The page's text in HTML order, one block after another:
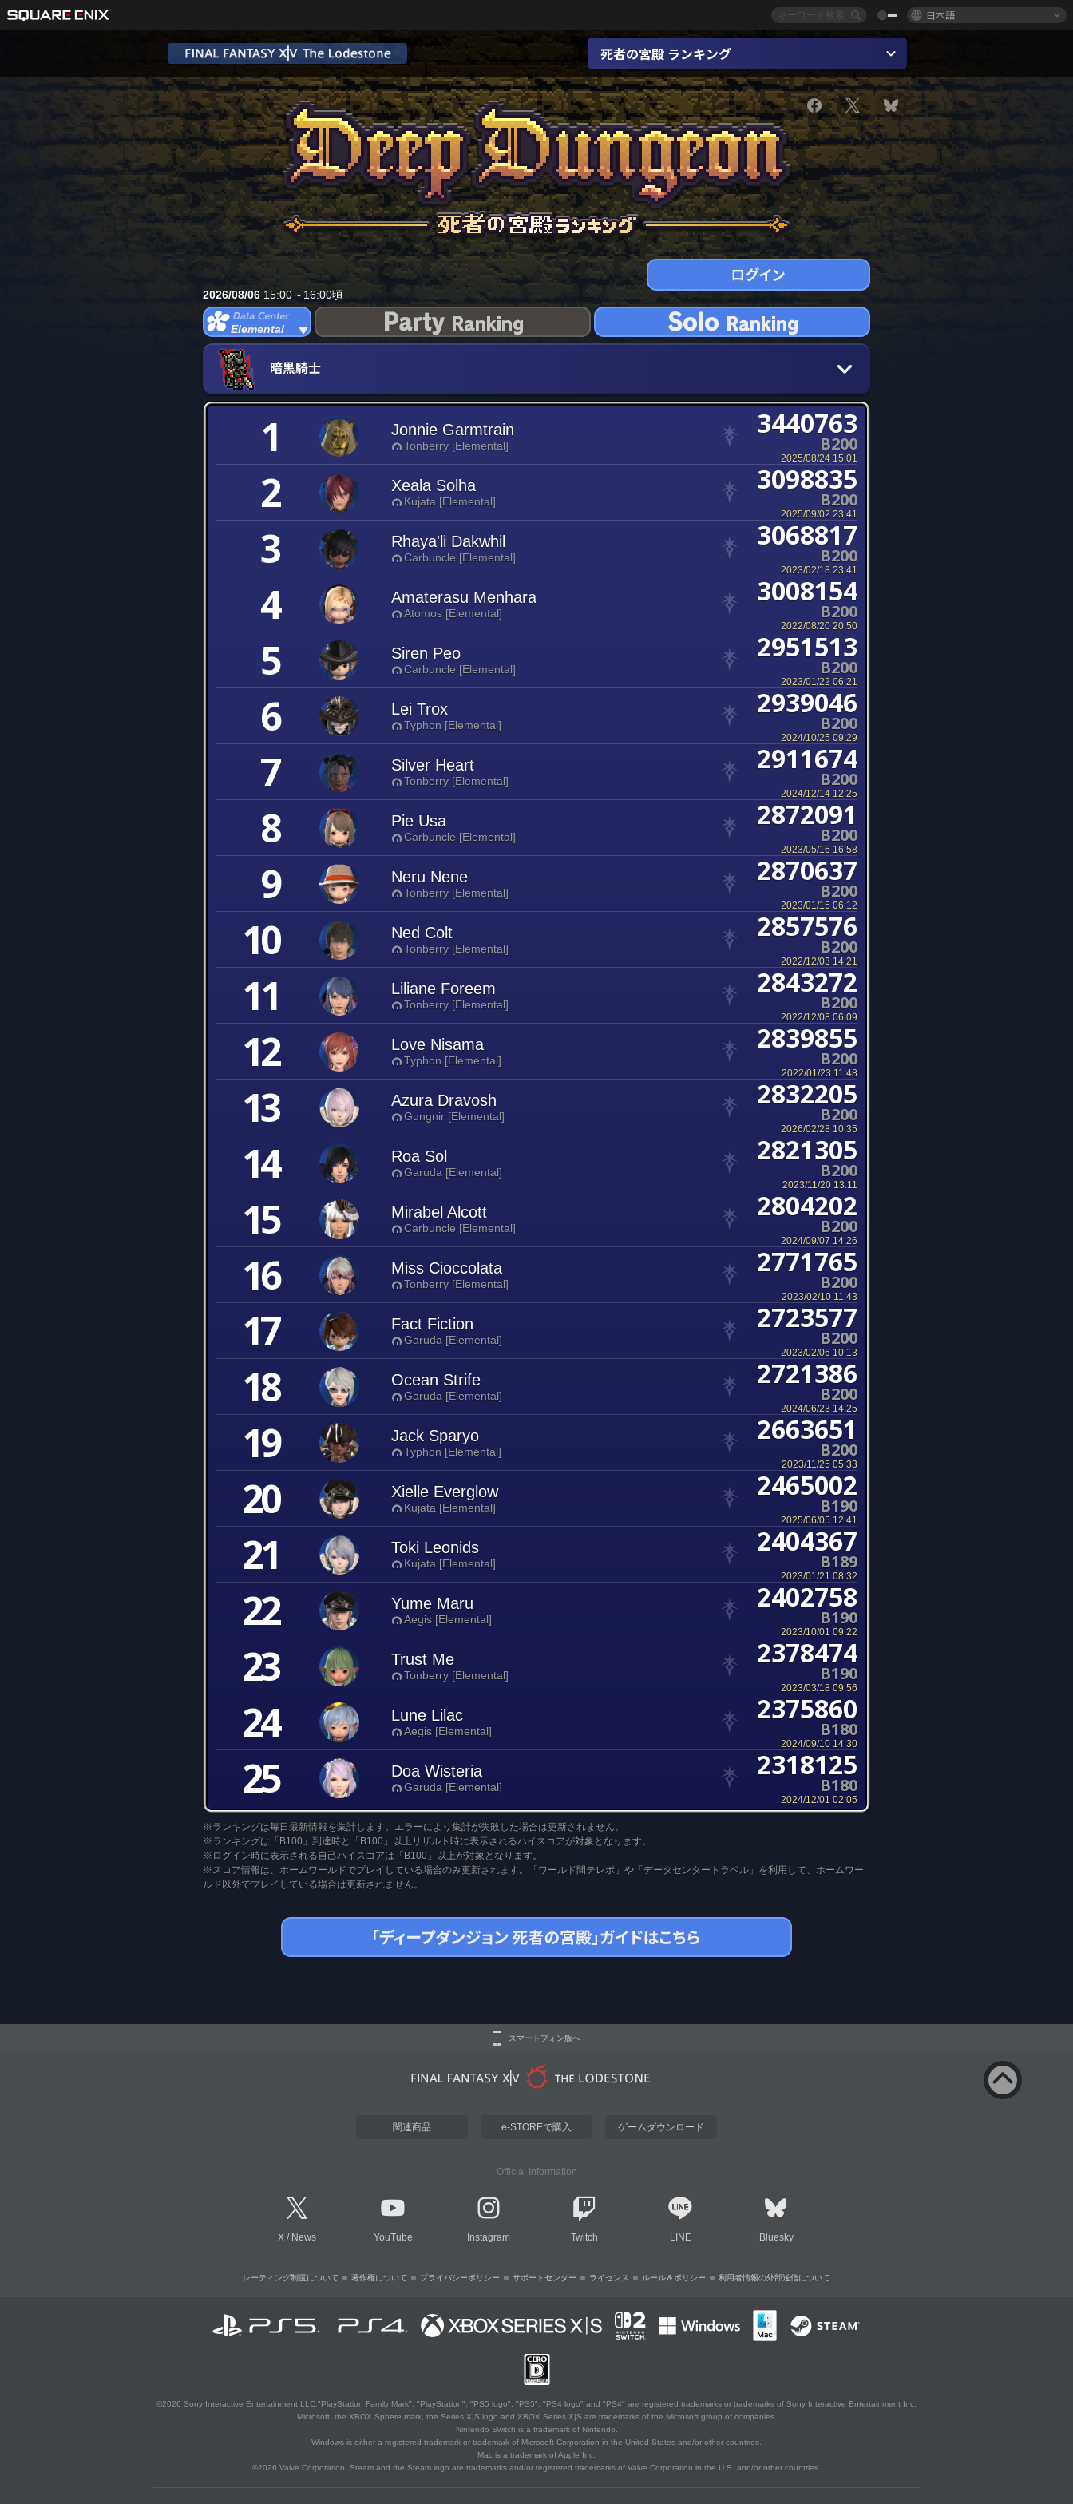
日本語
死者の宮殿 ランキング
2026/08/06 15:00～16:00頃
Elemental
暗黒騎士
1 Jonnie Garmtrain
Tonberry [Elemental]
3440763
B200
2025/08/24 15:01
2 Xeala Solha
Kujata [Elemental]
3098835
B200
2025/09/02 23:41
3 Rhaya'li Dakwhil
Carbuncle [Elemental]
3068817
B200
2023/02/18 23:41
4 Amaterasu Menhara
Atomos [Elemental]
3008154
B200
2022/08/20 20:50
5 Siren Peo
Carbuncle [Elemental]
2951513
B200
2023/01/22 06:21
6 Lei Trox
Typhon [Elemental]
2939046
B200
2024/10/25 09:29
7 Silver Heart
Tonberry [Elemental]
2911674
B200
2024/12/14 12:25
8 Pie Usa
Carbuncle [Elemental]
2872091
B200
2023/05/16 16:58
9 Neru Nene
Tonberry [Elemental]
2870637
B200
2023/01/15 06:12
10 Ned Colt
Tonberry [Elemental]
2857576
B200
2022/12/03 14:21
11 Liliane Foreem
Tonberry [Elemental]
2843272
B200
2022/12/08 06:09
12 Love Nisama
Typhon [Elemental]
2839855
B200
2022/01/23 11:48
13 Azura Dravosh
Gungnir [Elemental]
2832205
B200
2026/02/28 10:35
14 Roa Sol
Garuda [Elemental]
2821305
B200
2023/11/20 13:11
15 Mirabel Alcott
Carbuncle [Elemental]
2804202
B200
2024/09/07 14:26
16 Miss Cioccolata
Tonberry [Elemental]
2771765
B200
2023/02/10 11:43
17 Fact Fiction
Garuda [Elemental]
2723577
B200
2023/02/06 10:13
18 Ocean Strife
Garuda [Elemental]
2721386
B200
2024/06/23 14:25
19 Jack Sparyo
Typhon [Elemental]
2663651
B200
2023/11/25 05:33
20 Xielle Everglow
Kujata [Elemental]
2465002
B190
2025/06/05 12:41
21 Toki Leonids
Kujata [Elemental]
2404367
B189
2023/01/21 08:32
22 Yume Maru
Aegis [Elemental]
2402758
B190
2023/10/01 09:22
23 Trust Me
Tonberry [Elemental]
2378474
B190
2023/03/18 09:56
24 Lune Lilac
Aegis [Elemental]
2375860
B180
2024/09/10 14:30
25 Doa Wisteria
Garuda [Elemental]
2318125
B180
2024/12/01 02:05
※ランキングは毎日最新情報を集計します。エラーにより集計が失敗した場合は更新されません。
※ランキングは「B100」到達時と「B100」以上リザルト時に表示されるハイスコアが対象となります。
※ログイン時に表示される自己ハイスコアは「B100」以上が対象となります。
※スコア情報は、ホームワールドでプレイしている場合のみ更新されます。「ワールド間テレポ」や「データセンタートラベル」を利用して、ホームワー
ルド以外でプレイしている場合は更新されません。
スマートフォン版へ
関連商品 e-STOREで購入 ゲームダウンロード
Official Information
X / News YouTube Instagram Twitch LINE Bluesky
レーティング制度について 著作権について プライバシーポリシー サポートセンター ライセンス ルール＆ポリシー 利用者情報の外部送信について
©2026 Sony Interactive Entertainment LLC."PlayStation Family Mark", "PlayStation", "PS5 logo", "PS5", "PS4 logo" and "PS4" are registered trademarks or trademarks of Sony Interactive Entertainment Inc.
Microsoft, the XBOX Sphere mark, the Series X|S logo and XBOX Series X|S are trademarks of the Microsoft group of companies.
Nintendo Switch is a trademark of Nintendo.
Windows is either a registered trademark or trademark of Microsoft Corporation in the United States and/or other countries.
Mac is a trademark of Apple Inc.
©2026 Valve Corporation. Steam and the Steam logo are trademarks and/or registered trademarks of Valve Corporation in the U.S. and/or other countries.